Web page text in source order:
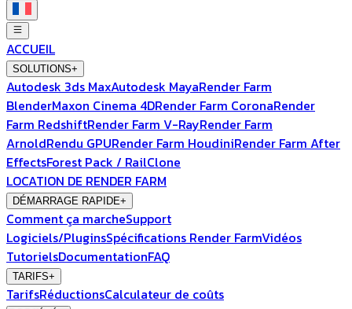
ACCUEIL
SOLUTIONS+
Autodesk 3ds MaxAutodesk MayaRender Farm
BlenderMaxon Cinema 4DRender Farm CoronaRender
Farm RedshiftRender Farm V-RayRender Farm
ArnoldRendu GPURender Farm HoudiniRender Farm After
EffectsForest Pack / RailClone
LOCATION DE RENDER FARM
DÉMARRAGE RAPIDE+
Comment ça marcheSupport
Logiciels/PluginsSpécifications Render FarmVidéos
TutorielsDocumentationFAQ
TARIFS+
TarifsRéductionsCalculateur de coûts